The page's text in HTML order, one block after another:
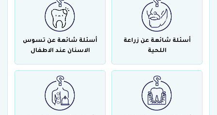
أسئلة شائعة عن زراعة
اللحية
أسئلة شائعة عن تسوس
الاسنان عند الاطفال